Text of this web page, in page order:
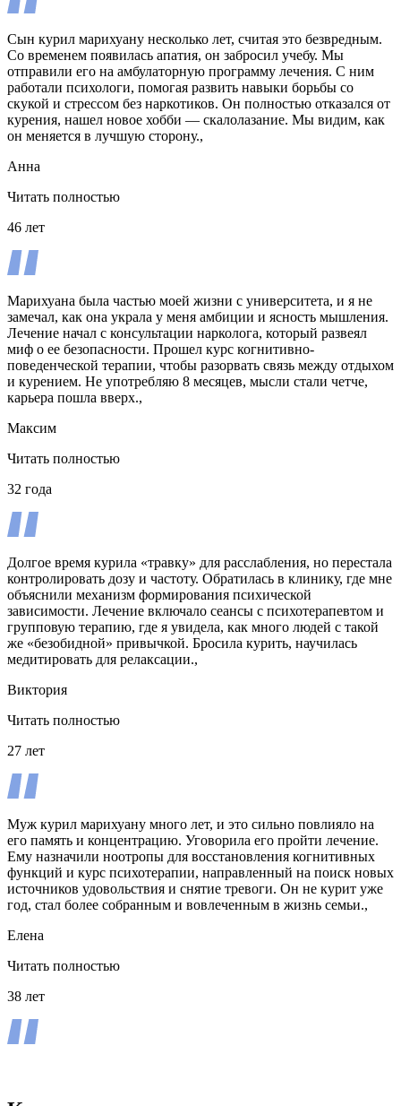
Сын курил марихуану несколько лет, считая это безвредным.
Со временем появилась апатия, он забросил учебу. Мы
отправили его на амбулаторную программу лечения. С ним
работали психологи, помогая развить навыки борьбы со
скукой и стрессом без наркотиков. Он полностью отказался от
курения, нашел новое хобби — скалолазание. Мы видим, как
он меняется в лучшую сторону.,
Анна
Читать полностью
46 лет
Марихуана была частью моей жизни с университета, и я не
замечал, как она украла у меня амбиции и ясность мышления.
Лечение начал с консультации нарколога, который развеял
миф о ее безопасности. Прошел курс когнитивно-
поведенческой терапии, чтобы разорвать связь между отдыхом
и курением. Не употребляю 8 месяцев, мысли стали четче,
карьера пошла вверх.,
Максим
Читать полностью
32 года
Долгое время курила «травку» для расслабления, но перестала
контролировать дозу и частоту. Обратилась в клинику, где мне
объяснили механизм формирования психической
зависимости. Лечение включало сеансы с психотерапевтом и
групповую терапию, где я увидела, как много людей с такой
же «безобидной» привычкой. Бросила курить, научилась
медитировать для релаксации.,
Виктория
Читать полностью
27 лет
Муж курил марихуану много лет, и это сильно повлияло на
его память и концентрацию. Уговорила его пройти лечение.
Ему назначили ноотропы для восстановления когнитивных
функций и курс психотерапии, направленный на поиск новых
источников удовольствия и снятие тревоги. Он не курит уже
год, стал более собранным и вовлеченным в жизнь семьи.,
Елена
Читать полностью
38 лет